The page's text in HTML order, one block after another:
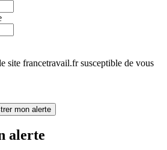
site francetravail.fr susceptible de vous
mon alerte
alerte